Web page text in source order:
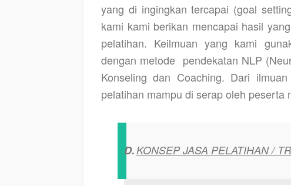
yang di ingingkan tercapai (goal
kami kami berikan mencapai hasil
pelatihan. Keilmuan yang kami
dengan metode pendekatan NLP
Konseling dan Coaching. Dari
pelatihan mampu di serap oleh peserta
D. KONSEP JASA PELATIHAN /